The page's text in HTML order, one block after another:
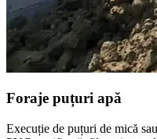
Foraje puțuri apă
Execuție de puțuri de mică